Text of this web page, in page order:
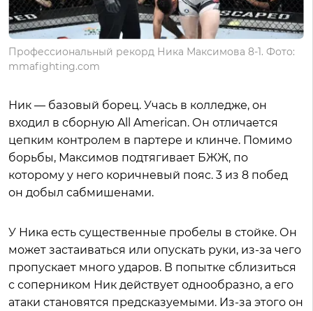
Профессиональный рекорд Ника Максимова 8-1. Фото:
mmafighting.com
Ник — базовый борец. Учась в колледже, он
входил в сборную All American. Он отличается
цепким контролем в партере и клинче. Помимо
борьбы, Максимов подтягивает БЖЖ, по
которому у него коричневый пояс. 3 из 8 побед
он добыл сабмишенами.
У Ника есть существенные пробелы в стойке. Он
может застаиваться или опускать руки, из-за чего
пропускает много ударов. В попытке сблизиться
с соперником Ник действует однообразно, а его
атаки становятся предсказуемыми. Из-за этого он